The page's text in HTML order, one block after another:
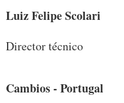
Luiz Felipe Scolari
Director técnico
Cambios - Portugal